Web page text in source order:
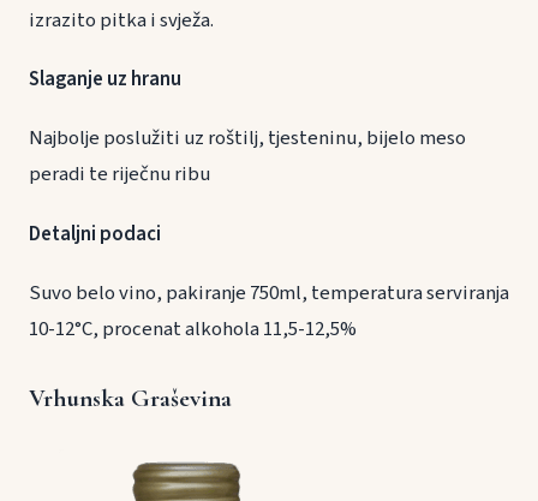
izrazito pitka i svježa.
Slaganje uz hranu
Najbolje poslužiti uz roštilj, tjesteninu, bijelo meso
peradi te riječnu ribu
Detaljni podaci
Suvo belo vino, pakiranje 750ml, temperatura serviranja
10-12°C, procenat alkohola 11,5-12,5%
Vrhunska Graševina